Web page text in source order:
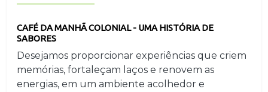
CAFÉ DA MANHÃ COLONIAL - UMA HISTÓRIA DE
SABORES
Desejamos proporcionar experiências que criem
memórias, fortaleçam laços e renovem as
energias, em um ambiente acolhedor e